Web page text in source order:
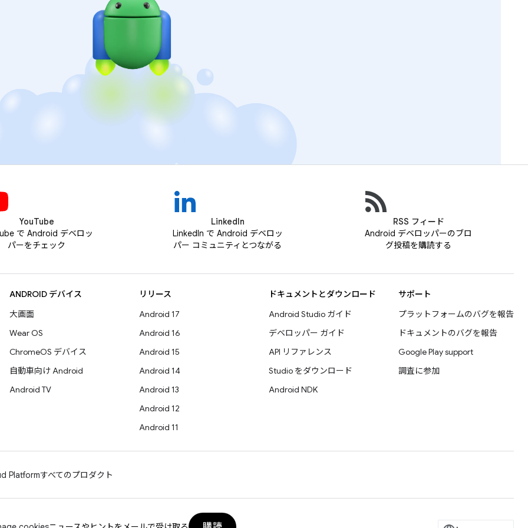
YouTube
で Android デベロッ
パーをチェック
LinkedIn
LinkedIn で Android デベロッ
パー コミュニティとつながる
RSS フィード
Android デベロッパーのブロ
グ投稿を購読する
ANDROID デバイス
大画面
Wear OS
ChromeOS デバイス
自動車向け Android
Android TV
リリース
Android 17
Android 16
Android 15
Android 14
Android 13
Android 12
Android 11
ドキュメントとダウンロード
Android Studio ガイド
デベロッパー ガイド
API リファレンス
Studio をダウンロード
Android NDK
サポート
プラットフォームのバグを報告
ドキュメントのバグを報告
Google Play support
調査に参加
Platformすべてのプロダクト